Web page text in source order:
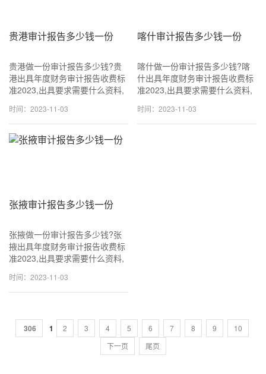
贵港审计报告多少钱一份
贵港做一份审计报告多少钱?贵
港出具年度财务审计报告收费标
准2023,出具要求需要什么资料,
18611114677 (同v信) 一般
1500~3500元一份,专业出具审
计报告.
时间：2023-11-03
喀什审计报告多少钱一份
喀什做一份审计报告多少钱?喀
什出具年度财务审计报告收费标
准2023,出具要求需要什么资料,
18611114677 (同v信) 一般
1500~3500元一份,专业出具审
时间：2023-11-03
张掖审计报告多少钱一份
张掖做一份审计报告多少钱?张
掖出具年度财务审计报告收费标
准2023,出具要求需要什么资料,
18611114677 (同v信) 一般
1500~3500元一份,专业出具审
时间：2023-11-03
306 1 2 3 4 5 6 7 8 9
10
下一页
尾页